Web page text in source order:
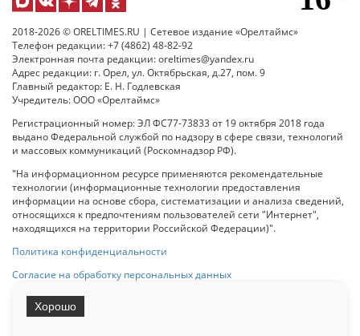
2018-2026 © ORELTIMES.RU | Сетевое издание «Орелтаймс»
Телефон редакции: +7 (4862) 48-82-92
Электронная почта редакции: oreltimes@yandex.ru
Адрес редакции: г. Орел, ул. Октябрьская, д.27, пом. 9
Главный редактор: Е. Н. Годлевская
Учредитель: ООО «Орелтаймс»
Регистрационный номер: ЭЛ ФС77-73833 от 19 октября 2018 года
выдано Федеральной службой по надзору в сфере связи, технологий
и массовых коммуникаций (Роскомнадзор РФ).
"На информационном ресурсе применяются рекомендательные
технологии (информационные технологии предоставления
информации на основе сбора, систематизации и анализа сведений,
относящихся к предпочтениям пользователей сети "Интернет",
находящихся на территории Российской Федерации)".
Политика конфиденциальности
Согласие на обработку персональных данных
При использовании любого материала с данного сайта гипер-ссылка
Хорошо